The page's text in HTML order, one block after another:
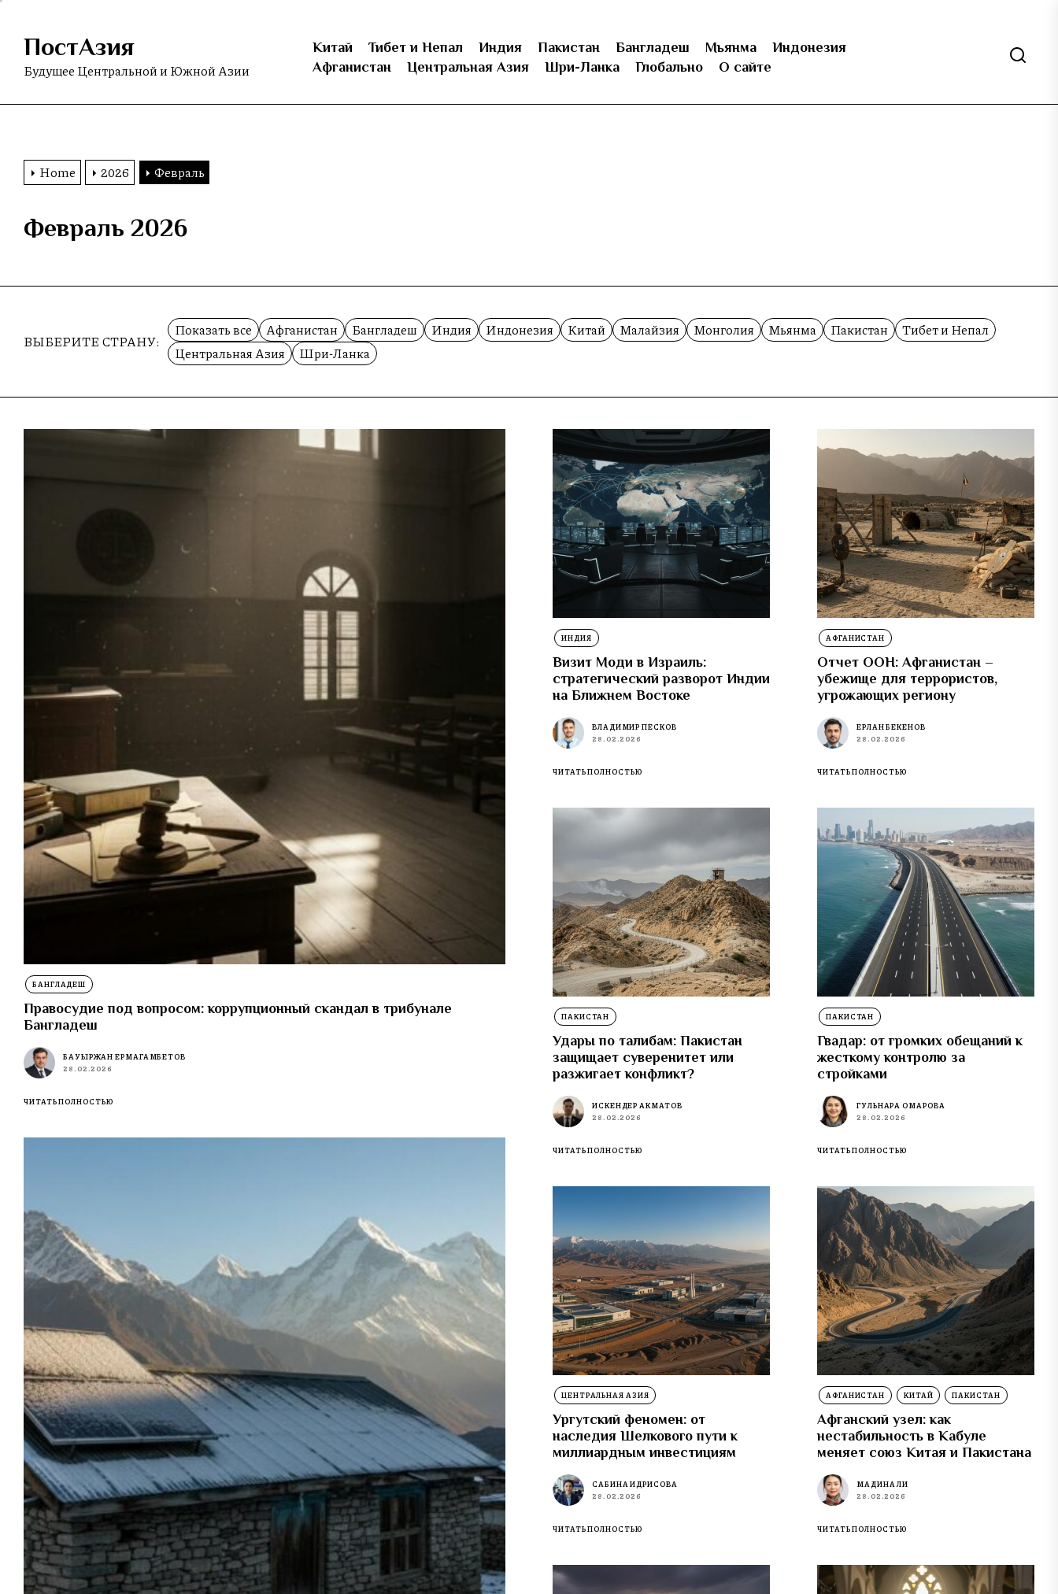
Skip
content
ПостАзия
Будущее Центральной и Южной Азии
Китай Тибет и Непал Индия Пакистан Бангладеш Мьянма
Индонезия
Афганистан
Центральная Азия Шри-Ланка Глобально О сайте
Home 2026 Февраль
Февраль 2026
ВЫБЕРИТЕ СТРАНУ:
Показать все Афганистан Бангладеш Индия Индонезия Китай Малайзия Монголия Мьянма Пакистан
Тибет и Непал
Центральная Азия
Шри-Ланка
БАНГЛАДЕШ
Правосудие под вопросом: коррупционный скандал в трибунале
Бангладеш
БАУЫРЖАН ЕРМАГАМБЕТОВ
28.02.2026
ЧИТАТЬ ПОЛНОСТЬЮ
ИНДИЯ
Визит Моди в Израиль:
стратегический разворот Индии
на Ближнем Востоке
ВЛАДИМИР ПЕСКОВ
28.02.2026
ЧИТАТЬ ПОЛНОСТЬЮ
АФГАНИСТАН
Отчет ООН: Афганистан –
убежище для террористов,
угрожающих региону
ЕРЛАН БЕКЕНОВ
28.02.2026
ЧИТАТЬ ПОЛНОСТЬЮ
ПАКИСТАН
Удары по талибам: Пакистан
защищает суверенитет или
разжигает конфликт?
ИСКЕНДЕР АКМАТОВ
28.02.2026
ЧИТАТЬ ПОЛНОСТЬЮ
ПАКИСТАН
Гвадар: от громких обещаний к
жесткому контролю за
стройками
ГУЛЬНАРА ОМАРОВА
28.02.2026
ЧИТАТЬ ПОЛНОСТЬЮ
ЦЕНТРАЛЬНАЯ АЗИЯ
Ургутский феномен: от
наследия Шелкового пути к
миллиардным инвестициям
САБИНА ИДРИСОВА
28.02.2026
ЧИТАТЬ ПОЛНОСТЬЮ
АФГАНИСТАН КИТАЙ ПАКИСТАН
Афганский узел: как
нестабильность в Кабуле
меняет союз Китая и Пакистана
МАДИНА ЛИ
28.02.2026
ЧИТАТЬ ПОЛНОСТЬЮ